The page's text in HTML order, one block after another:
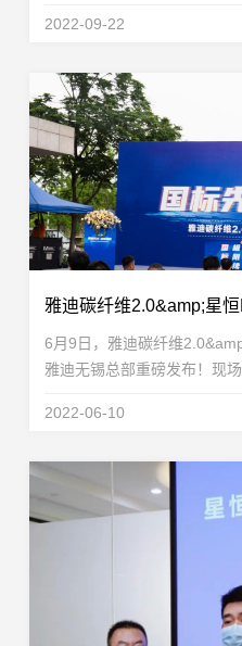
电百公里挑战赛”，近日又在
2022-09-22
6月9日，雅迪碳纤维
雅迪无锡总部重磅发布！现
战封王”，成功创下新国标电
2022-06-10